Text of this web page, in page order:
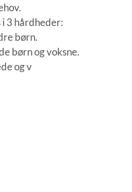
3 hårdheder:
børn.
børn og voksne.
og v